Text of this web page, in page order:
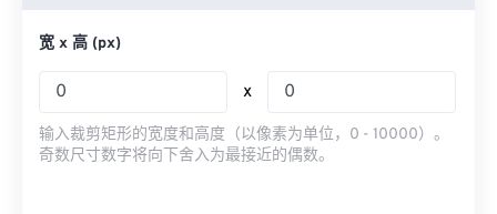
宽 x 高 (px)
x
输入裁剪矩形的宽度和高度（以像素为单位，0 - 10000）。
奇数尺寸数字将向下舍入为最接近的偶数。